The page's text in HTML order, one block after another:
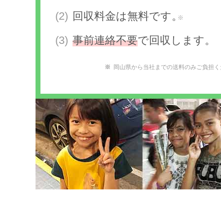
回収料金は無料です。
※
事前連絡不要で回収します。
岡山県から当社までの送料のみご負担